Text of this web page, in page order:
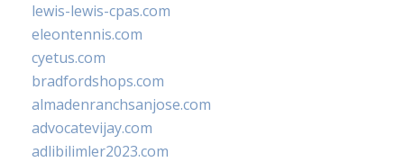
lewis-lewis-cpas.com
eleontennis.com
cyetus.com
bradfordshops.com
almadenranchsanjose.com
advocatevijay.com
adlibilimler2023.com